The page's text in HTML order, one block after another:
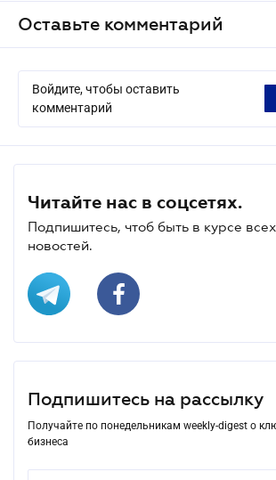
Оставьте комментарий
Войдите, чтобы оставить
комментарий
Читайте нас в соцсетях.
Подпишитесь, чтоб быть в курсе
новостей.
Подпишитесь на рассылку
Получайте по понедельникам weekly-digest о
бизнеса